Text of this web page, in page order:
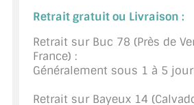
(STROMBINOSCOPE)
ACCESSOIRES EN PROMOTIONS
EXEMPLES, RÉALISATIONS,
Retrait gratuit ou Livraison :
Retrait sur Buc 78 (Près de
France) :
Généralement sous 1 à 5
Retrait sur Bayeux 14